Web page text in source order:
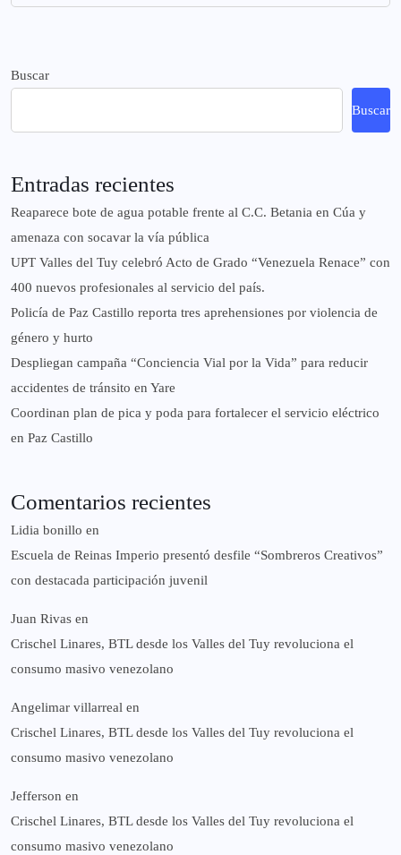
Buscar
Buscar
Entradas recientes
Reaparece bote de agua potable frente al C.C. Betania en Cúa y
amenaza con socavar la vía pública
UPT Valles del Tuy celebró Acto de Grado “Venezuela Renace” con
400 nuevos profesionales al servicio del país.
‎Policía de Paz Castillo reporta tres aprehensiones por violencia de
género y hurto
‎Despliegan campaña “Conciencia Vial por la Vida” para reducir
accidentes de tránsito en Yare
Coordinan plan de pica y poda para fortalecer el servicio eléctrico
en Paz Castillo
Comentarios recientes
Lidia bonillo en
Escuela de Reinas Imperio presentó desfile “Sombreros Creativos”
con destacada participación juvenil
Juan Rivas en
Crischel Linares, BTL desde los Valles del Tuy revoluciona el
consumo masivo venezolano
Angelimar villarreal en
Crischel Linares, BTL desde los Valles del Tuy revoluciona el
consumo masivo venezolano
Jefferson en
Crischel Linares, BTL desde los Valles del Tuy revoluciona el
consumo masivo venezolano